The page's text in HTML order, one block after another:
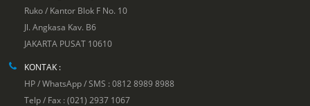
Ruko / Kantor Blok F No. 10
Jl. Angkasa Kav. B6
JAKARTA PUSAT 10610
KONTAK :
HP / WhatsApp / SMS : 0812 8989 8988
Telp / Fax : (021) 2937 1067